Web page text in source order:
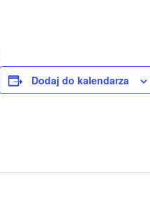
Dodaj do kalendarza